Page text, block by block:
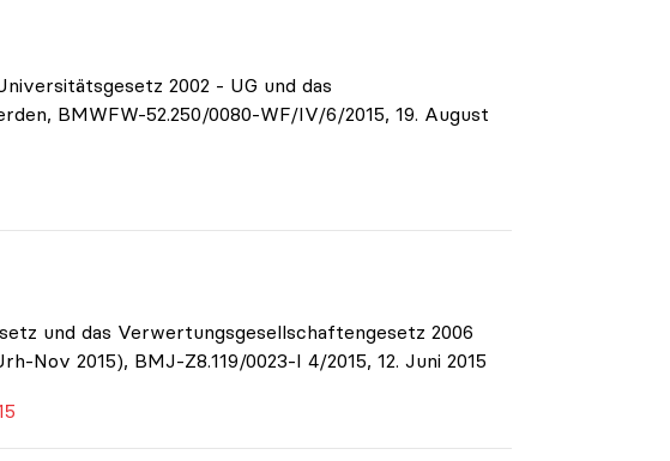
2002 - UG und das
BMWFW-52.250/0080-WF/IV/6/2015, 19. August
und das Verwertungsgesellschaftengesetz 2006
2015), BMJ-Z8.119/0023-I 4/2015, 12. Juni 2015